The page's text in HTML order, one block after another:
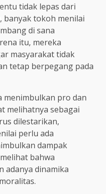
tidak lepas dari
banyak tokoh menilai
di sana
itu, mereka
masyarakat tidak
tetap berpegang pada
menimbulkan pro dan
melihatnya sebagai
dilestarikan,
perlu ada
dampak
bahwa
adanya dinamika